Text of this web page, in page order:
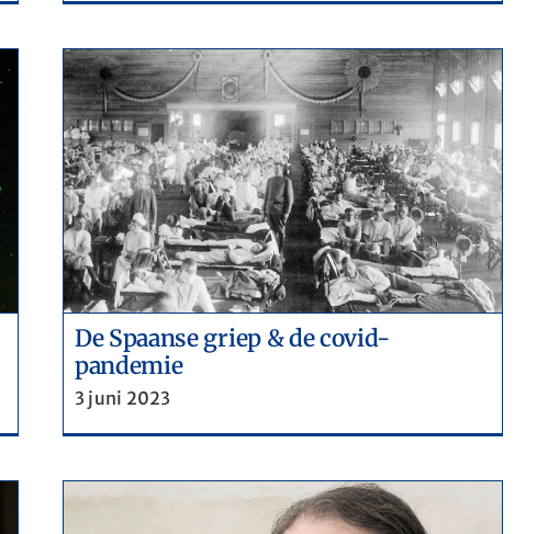
De Spaanse griep & de covid-
pandemie
3 juni 2023